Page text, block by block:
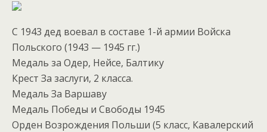
С 1943 дед воевал в составе 1-й армии Войска
Польского (1943 — 1945 гг.)
Медаль за Одер, Нейсе, Балтику
Крест За заслуги, 2 класса.
Медаль За Варшаву
Медаль Победы и Свободы 1945
Орден Возрождения Польши (5 класс, Кавалерский